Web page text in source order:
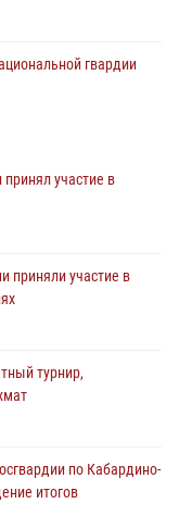
гвардии
с профессиональным
на южном
Героя России
полномочного
в Северо-
участие в
приняли участие в
турнир,
по Кабардино-
итогов